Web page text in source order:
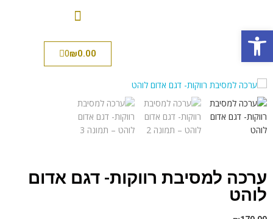
פתח סרגל נגישות
₪0.00
0
ערכה למסיבת רווקות- דגם אדום
לוהט